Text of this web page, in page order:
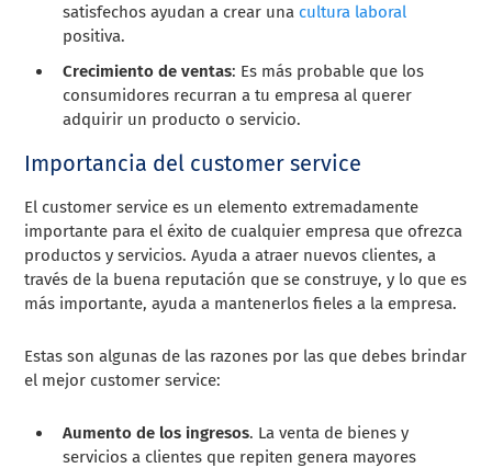
satisfechos ayudan a crear una cultura laboral
positiva.
Crecimiento de ventas: Es más probable que los
consumidores recurran a tu empresa al querer
adquirir un producto o servicio.
Importancia del customer service
El customer service es un elemento extremadamente
importante para el éxito de cualquier empresa que ofrezca
productos y servicios. Ayuda a atraer nuevos clientes, a
través de la buena reputación que se construye, y lo que es
más importante, ayuda a mantenerlos fieles a la empresa.
Estas son algunas de las razones por las que debes brindar
el mejor customer service:
Aumento de los ingresos. La venta de bienes y
servicios a clientes que repiten genera mayores